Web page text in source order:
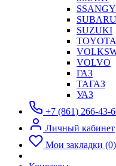
SUBARU
SUZUKI
TOYOTA
VOLVO
ГАЗ
ТАГАЗ
УАЗ
+7 (861) 266-43-
Личный кабинет
Мои закладки (0)